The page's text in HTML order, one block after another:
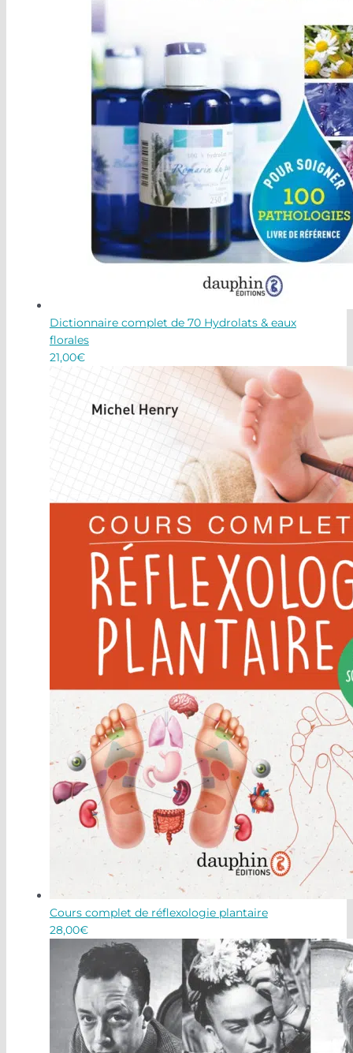
Dictionnaire complet de 70 Hydrolats & eaux
florales
21,00€
Cours complet de réflexologie plantaire
28,00€